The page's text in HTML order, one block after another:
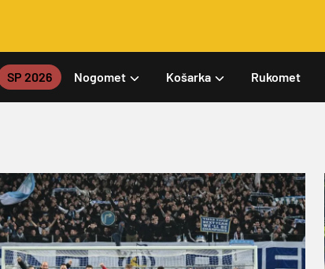
SP 2026 Nogomet Košarka Rukomet